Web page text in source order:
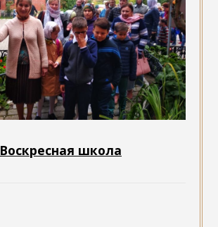
Воскресная школа